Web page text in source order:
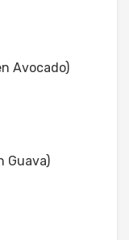
Avocado)
Guava)